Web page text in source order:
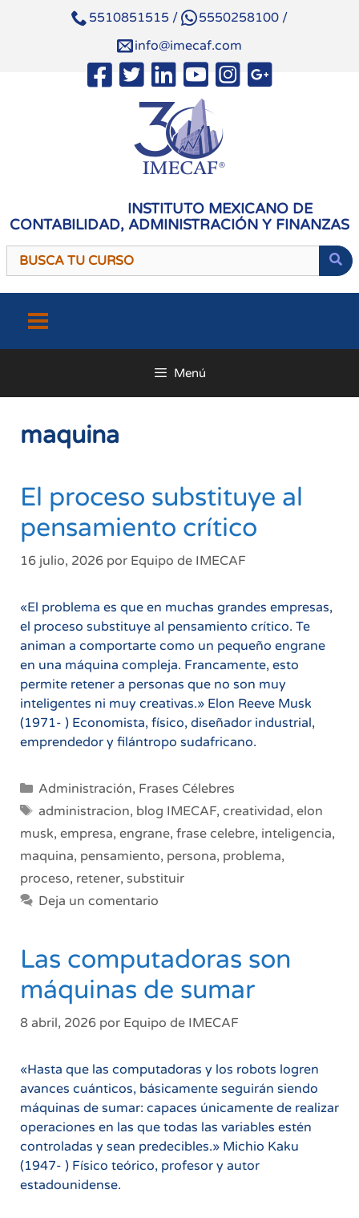
5510851515 / 5550258100 /
info@imecaf.com
INSTITUTO MEXICANO DE
CONTABILIDAD, ADMINISTRACIÓN Y FINANZAS
contenido
Menú
maquina
El proceso substituye al
pensamiento crítico
16 julio, 2026 por Equipo de IMECAF
«El problema es que en muchas grandes empresas,
el proceso substituye al pensamiento crítico. Te
animan a comportarte como un pequeño engrane
en una máquina compleja. Francamente, esto
permite retener a personas que no son muy
inteligentes ni muy creativas.» Elon Reeve Musk
(1971- ) Economista, físico, diseñador industrial,
emprendedor y filántropo sudafricano.
Categorías
Administración, Frases Célebres
Etiquetas
administracion, blog IMECAF, creatividad, elon
musk, empresa, engrane, frase celebre, inteligencia,
maquina, pensamiento, persona, problema,
proceso, retener, substituir
Deja un comentario
Las computadoras son
máquinas de sumar
8 abril, 2026 por Equipo de IMECAF
«Hasta que las computadoras y los robots logren
avances cuánticos, básicamente seguirán siendo
máquinas de sumar: capaces únicamente de realizar
operaciones en las que todas las variables estén
controladas y sean predecibles.» Michio Kaku
(1947- ) Físico teórico, profesor y autor
estadounidense.